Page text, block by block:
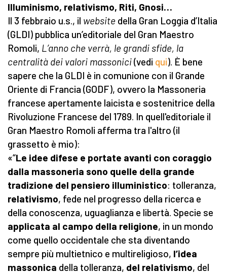
Illuminismo, relativismo, Riti, Gnosi…
Il 3 febbraio u.s., il website della Gran Loggia d’Italia
(GLDI) pubblica un’editoriale del Gran Maestro
Romoli, L’anno che verrà, le grandi sfide, la
centralità dei valori massonici(vedi qui). È bene
sapere che la GLDI è in comunione con il Grande
Oriente di Francia (GODF), ovvero la Massoneria
francese apertamente laicista e sostenitrice della
Rivoluzione Francese del 1789. In quell'editoriale il
Gran Maestro Romoli afferma tra l'altro (il
grassetto è mio):
«“Le idee difese e portate avanti con coraggio
dalla massoneria sono quelle della grande
tradizione del pensiero illuministico: tolleranza,
relativismo, fede nel progresso della ricerca e
della conoscenza, uguaglianza e libertà. Specie se
applicata al campo della religione, in un mondo
come quello occidentale che sta diventando
sempre più multietnico e multireligioso, l’idea
massonica della tolleranza, del relativismo, del